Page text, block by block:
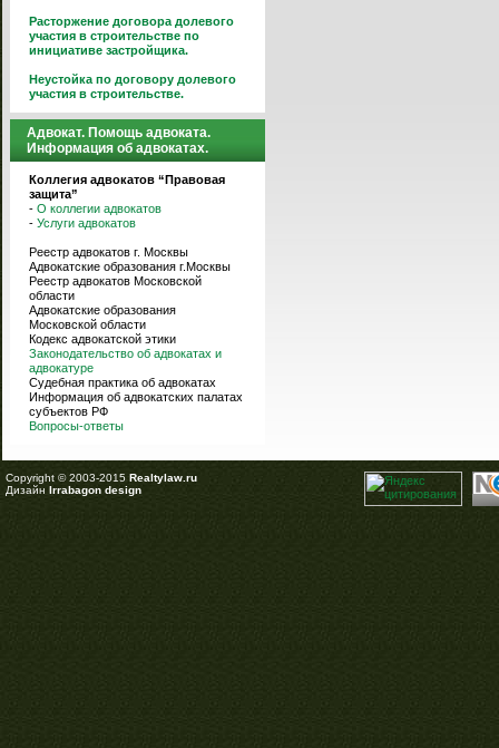
Расторжение договора долевого
участия в строительстве по
инициативе застройщика.
Неустойка по договору долевого
участия в строительстве.
Адвокат. Помощь адвоката.
Информация об адвокатах.
Коллегия адвокатов “Правовая
защита”
- О коллегии адвокатов
- Услуги адвокатов
Реестр адвокатов г. Москвы
Адвокатские образования г.Москвы
Реестр адвокатов Московской
области
Адвокатские образования
Московской области
Кодекс адвокатской этики
Законодательство об адвокатах и
адвокатуре
Судебная практика об адвокатах
Информация об адвокатских палатах
субъектов РФ
Вопросы-ответы
Copyright © 2003-2015 Realtylaw.ru
Дизайн Irrabagon design